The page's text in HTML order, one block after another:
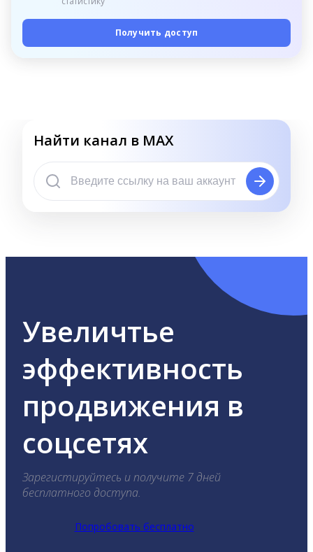
Получить доступ
Найти канал в MAX
Увеличтье
эффективность
продвижения в
соцсетях
Зарегистируйтесь и получите 7 дней
бесплатного доступа.
Попробовать бесплатно